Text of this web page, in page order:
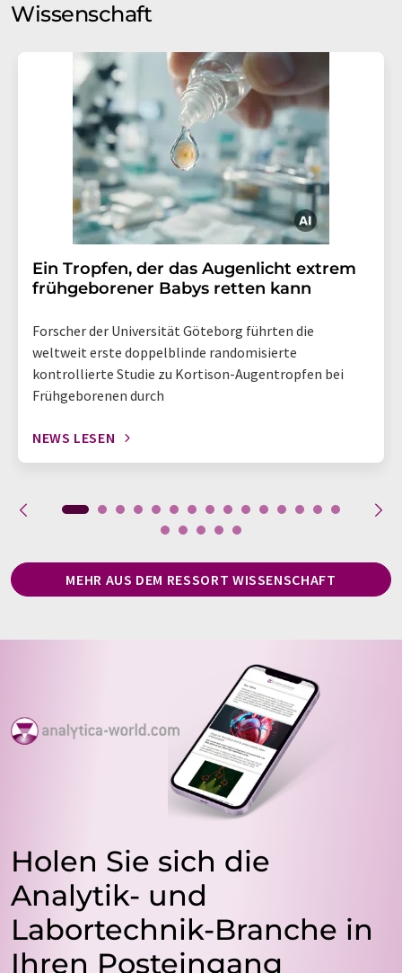
Wissenschaft
Ein Tropfen, der das Augenlicht extrem
frühgeborener Babys retten kann
Forscher der Universität Göteborg führten die
weltweit erste doppelblinde randomisierte
kontrollierte Studie zu Kortison-Augentropfen bei
Frühgeborenen durch
NEWS LESEN
MEHR AUS DEM RESSORT WISSENSCHAFT
Holen Sie sich die
Analytik- und
Labortechnik-Branche in
Ihren Posteingang